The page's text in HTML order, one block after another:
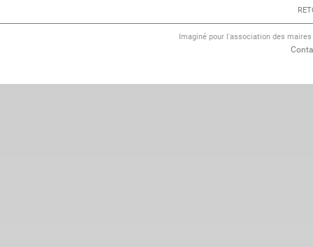
Imaginé pour l'association des